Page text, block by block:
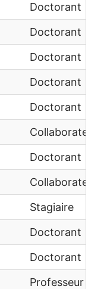
Doctorant
Doctorant
Doctorant
Doctorant
Doctorant
Collaborateur
Doctorant
Collaborateur
Stagiaire
Doctorant
Doctorant
Professeur